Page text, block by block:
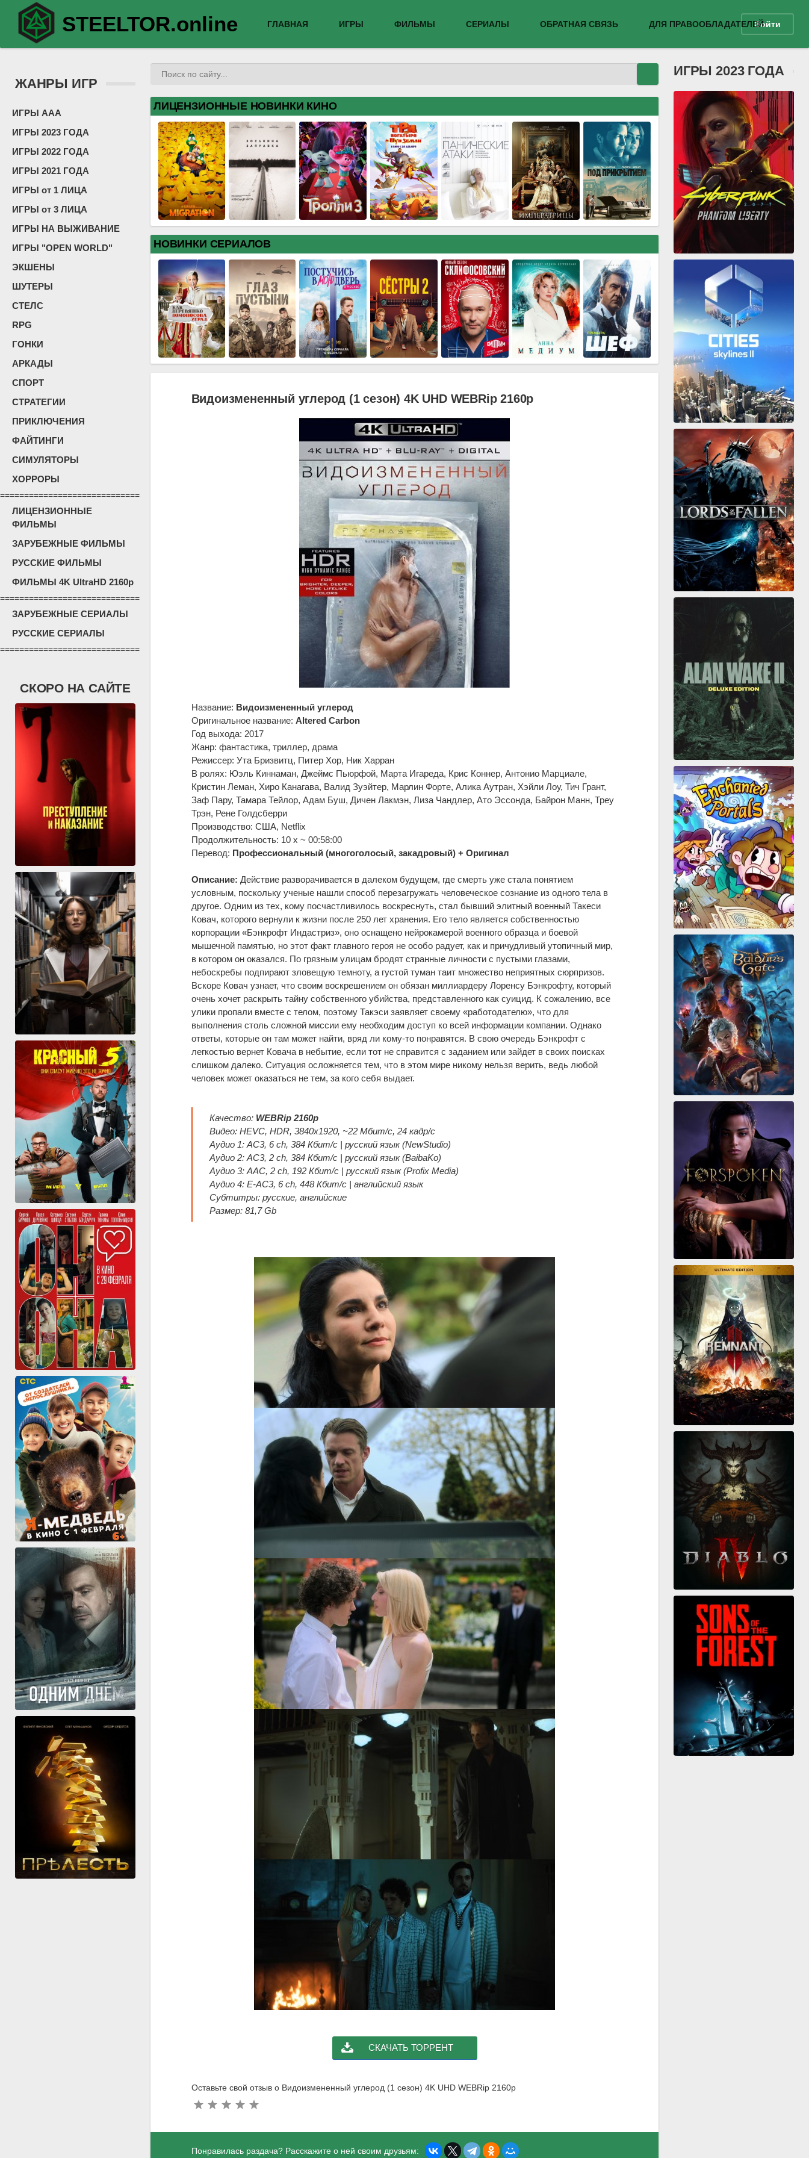
STEELTOR.online ГЛАВНАЯ ИГРЫ ФИЛЬМЫ СЕРИАЛЫ ОБРАТНАЯ СВЯЗЬ ДЛЯ ПРАВООБЛАДАТЕЛЕЙВойти
ЖАНРЫ ИГР
ИГРЫ ААА
ИГРЫ 2023 ГОДА
ИГРЫ 2022 ГОДА
ИГРЫ 2021 ГОДА
ИГРЫ от 1 ЛИЦА
ИГРЫ от 3 ЛИЦА
ИГРЫ НА ВЫЖИВАНИЕ
ИГРЫ "OPEN WORLD"
ЭКШЕНЫ
ШУТЕРЫ
СТЕЛС
RPG
ГОНКИ
АРКАДЫ
СПОРТ
СТРАТЕГИИ
ПРИКЛЮЧЕНИЯ
ФАЙТИНГИ
СИМУЛЯТОРЫ
ХОРРОРЫ
=============================
ЛИЦЕНЗИОННЫЕ
ФИЛЬМЫ
ЗАРУБЕЖНЫЕ ФИЛЬМЫ
РУССКИЕ ФИЛЬМЫ
ФИЛЬМЫ 4K UltraHD 2160p
=============================
ЗАРУБЕЖНЫЕ СЕРИАЛЫ
РУССКИЕ СЕРИАЛЫ
=============================
СКОРО НА САЙТЕ
ЛИЦЕНЗИОННЫЕ НОВИНКИ КИНО
НОВИНКИ СЕРИАЛОВ
Видоизмененный углерод (1 сезон) 4K UHD WEBRip 2160p
Название: Видоизмененный углерод
Оригинальное название: Altered Carbon
Год выхода: 2017
Жанр: фантастика, триллер, драма
Режиссер: Ута Бризвитц, Питер Хор, Ник Харран
В ролях: Юэль Киннаман, Джеймс Пьюрфой, Марта Игареда, Крис Коннер, Антонио Марциале,
Кристин Леман, Хиро Канагава, Валид Зуэйтер, Марлин Форте, Алика Аутран, Хэйли Лоу, Тич Грант,
Заф Пару, Тамара Тейлор, Адам Буш, Дичен Лакмэн, Лиза Чандлер, Ато Эссонда, Байрон Манн, Треу
Трэн, Рене Голдсберри
Производство: США, Netflix
Продолжительность: 10 x ~ 00:58:00
Перевод: Профессиональный (многоголосый, закадровый) + Оригинал
Описание: Действие разворачивается в далеком будущем, где смерть уже стала понятием
условным, поскольку ученые нашли способ перезагружать человеческое сознание из одного тела в
другое. Одним из тех, кому посчастливилось воскреснуть, стал бывший элитный военный Такеси
Ковач, которого вернули к жизни после 250 лет хранения. Его тело является собственностью
корпорации «Бэнкрофт Индастриз», оно оснащено нейрокамерой военного образца и боевой
мышечной памятью, но этот факт главного героя не особо радует, как и причудливый утопичный мир,
в котором он оказался. По грязным улицам бродят странные личности с пустыми глазами,
небоскребы подпирают зловещую темноту, а густой туман таит множество неприятных сюрпризов.
Вскоре Ковач узнает, что своим воскрешением он обязан миллиардеру Лоренсу Бэнкрофту, который
очень хочет раскрыть тайну собственного убийства, представленного как суицид. К сожалению, все
улики пропали вместе с телом, поэтому Такэси заявляет своему «работодателю», что для
выполнения столь сложной миссии ему необходим доступ ко всей информации компании. Однако
ответы, которые он там может найти, вряд ли кому-то понравятся. В свою очередь Бэнкрофт с
легкостью вернет Ковача в небытие, если тот не справится с заданием или зайдет в своих поисках
слишком далеко. Ситуация осложняется тем, что в этом мире никому нельзя верить, ведь любой
человек может оказаться не тем, за кого себя выдает.
Качество: WEBRip 2160p
Видео: HEVC, HDR, 3840x1920, ~22 Мбит/с, 24 кадр/с
Аудио 1: AC3, 6 ch, 384 Кбит/с | русский язык (NewStudio)
Аудио 2: AC3, 2 ch, 384 Кбит/с | русский язык (BaibaKo)
Аудио 3: AAC, 2 ch, 192 Кбит/с | русский язык (Profix Media)
Аудио 4: E-AC3, 6 ch, 448 Кбит/с | английский язык
Субтитры: русские, английские
Размер: 81,7 Gb
СКАЧАТЬ ТОРРЕНТ
Оставьте свой отзыв о Видоизмененный углерод (1 сезон) 4K UHD WEBRip 2160p
Понравилась раздача? Расскажите о ней своим друзьям:
ИГРЫ 2023 ГОДА